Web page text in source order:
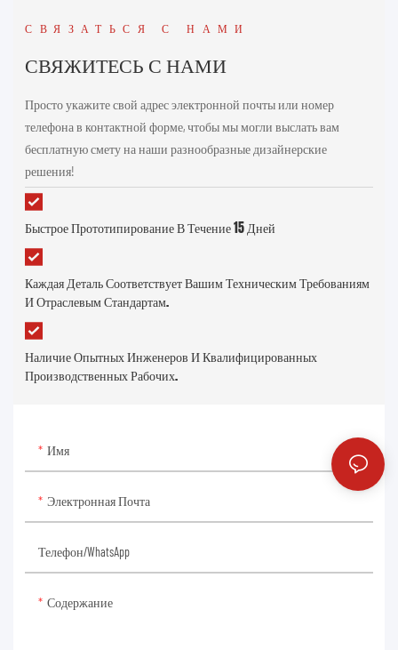
СВЯЗАТЬСЯ С НАМИ
СВЯЖИТЕСЬ С НАМИ
Просто укажите свой адрес электронной почты или номер
телефона в контактной форме, чтобы мы могли выслать вам
бесплатную смету на наши разнообразные дизайнерские
решения!
Быстрое Прототипирование В Течение 15 Дней
Каждая Деталь Соответствует Вашим Техническим Требованиям
И Отраслевым Стандартам.
Наличие Опытных Инженеров И Квалифицированных
Производственных Рабочих.
Имя
Электронная Почта
Телефон/WhatsApp
Содержание